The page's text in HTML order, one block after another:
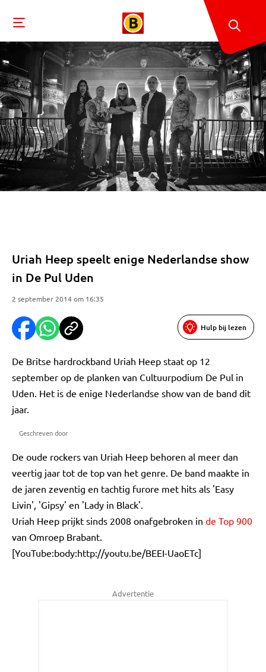
Uriah Heep speelt enige Nederlandse show
in De Pul Uden
2 september 2014 om 16:35
Hulp bij lezen
De Britse hardrockband Uriah Heep staat op 12
september op de planken van Cultuurpodium De Pul in
Uden. Het is de enige Nederlandse show van de band dit
jaar.
Geschreven door
De oude rockers van Uriah Heep behoren al meer dan
veertig jaar tot de top van het genre. De band maakte in
de jaren zeventig en tachtig furore met hits als 'Easy
Livin', 'Gipsy' en 'Lady in Black'.
Uriah Heep prijkt sinds 2008 onafgebroken in de Top 900
van Omroep Brabant.
[YouTube:body:http://youtu.be/BEEI-UaoETc]
Advertentie